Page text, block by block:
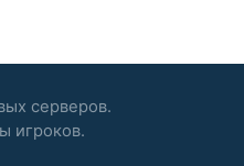
серверов.
игроков.